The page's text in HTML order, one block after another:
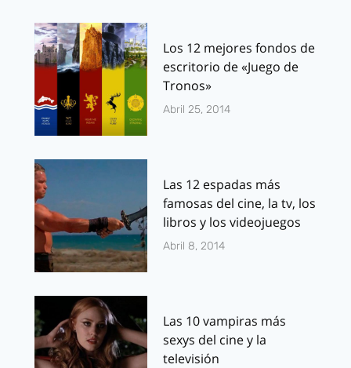
Los 12 mejores fondos de
escritorio de «Juego de
Tronos»
Abril 25, 2014
Las 12 espadas más
famosas del cine, la tv, los
libros y los videojuegos
Abril 8, 2014
Las 10 vampiras más
sexys del cine y la
televisión